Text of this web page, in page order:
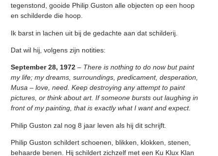
tegenstond, gooide Philip Guston alle objecten op een hoop
en schilderde die hoop.
Ik barst in lachen uit bij de gedachte aan dat schilderij.
Dat wil hij, volgens zijn notities:
September 28, 1972 – There is nothing to do now but paint
my life; my dreams, surroundings, predicament, desperation,
Musa – love, need. Keep destroying any attempt to paint
pictures, or think about art. If someone bursts out laughing in
front of my painting, that is exactly what I want and expect.
Philip Guston zal nog 8 jaar leven als hij dit schrijft.
Philip Guston schildert schoenen, blikken, klokken, stenen,
behaarde benen. Hij schildert zichzelf met een Ku Klux Klan